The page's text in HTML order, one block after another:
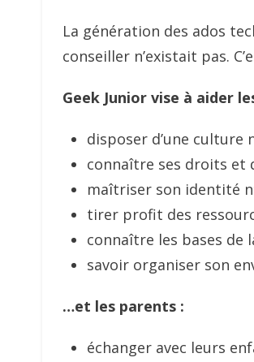
La génération des ados
conseiller n’existait pas.
Geek Junior vise à aider
disposer d’une culture
connaître ses droits et
maîtriser son identité
tirer profit des
connaître les bases
savoir organiser son
…et les parents :
échanger avec leurs